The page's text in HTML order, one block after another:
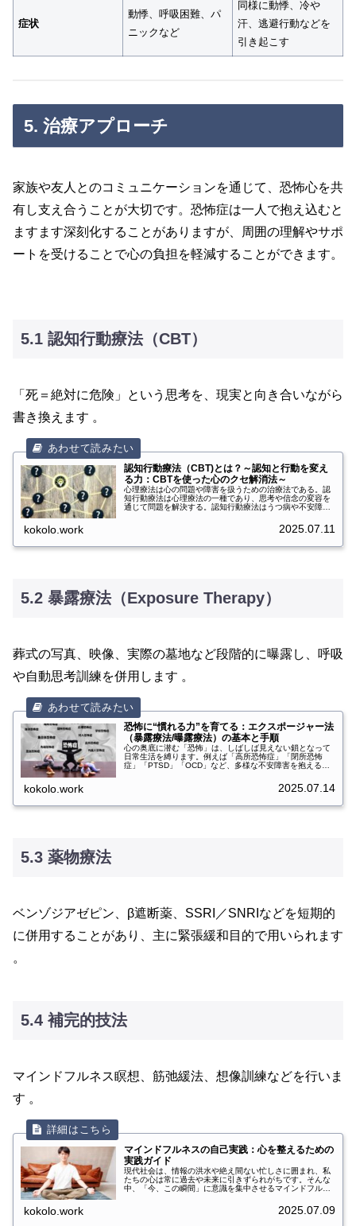
症状
動悸、呼吸困難、パ
ニックなど
同様に動悸、冷や
汗、逃避行動などを
引き起こす
5. 治療アプローチ
家族や友人とのコミュニケーションを通じて、恐怖心を共
有し支え合うことが大切です。恐怖症は一人で抱え込むと
ますます深刻化することがありますが、周囲の理解やサポ
ートを受けることで心の負担を軽減することができます。
5.1 認知行動療法（CBT）
「死＝絶対に危険」という思考を、現実と向き合いながら
書き換えます 。
認知行動療法（CBT)とは？～認知と行動を変え
る力：CBTを使った心のクセ解消法～
心理療法は心の問題や障害を扱うための治療法である。認
知行動療法は心理療法の一種であり、思考や信念の変容を
通じて問題を解決する。認知行動療法はうつ病や不安障害
療法は、心理療法の一種であり、思考や信念の変容を通じ
て問題を解決するアプローチです。このアプローチは、問
思考パターンを認識し、それらを再構築することで、心理
kokolo.work 2025.07.11
5.2 暴露療法（Exposure Therapy）
葬式の写真、映像、実際の墓地など段階的に曝露し、呼吸
や自動思考訓練を併用します 。
恐怖に“慣れる力”を育てる：エクスポージャー法
（暴露療法/曝露療法）の基本と手順
心の奥底に潜む「恐怖」は、しばしば見えない鎖となって
日常生活を縛ります。例えば「高所恐怖症」「閉所恐怖
症」「PTSD」「OCD」など、多様な不安障害を抱える
裏付ける治療法が「曝露療法（Exposure Therapy）／曝露
法／暴露療法／暴露法」です。本記事では、曝露療法の理
Interoceptive／VRなど）、実践方法、対象疾患ごとの応
kokolo.work 2025.07.14
5.3 薬物療法
ベンゾジアゼピン、β遮断薬、SSRI／SNRIなどを短期的
に併用することがあり、主に緊張緩和目的で用いられます
。
5.4 補完的技法
マインドフルネス瞑想、筋弛緩法、想像訓練などを行いま
す 。
マインドフルネスの自己実践：心を整えるための
実践ガイド
現代社会は、情報の洪水や絶え間ない忙しさに囲まれ、私
たちの心は常に過去や未来に引きずられがちです。そんな
中、「今、この瞬間」に意識を集中させるマインドフルネ
未来にとらわれず、現在の瞬間に意識を向けることで、心
の平穏や集中力、自己理解を深める実践法です。本記事で
kokolo.work 2025.07.09